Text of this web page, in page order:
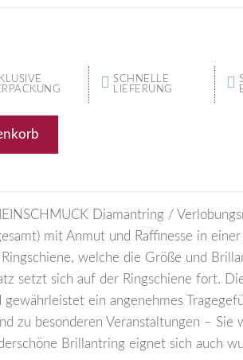
SCHNELLE
LIEFERUNG
Diamantring /
mit Anmut und Raffinesse in
welche die Größe und
setzt sich auf der Ringschiene fort.
ein angenehmes
zu besonderen Veranstaltungen – Sie
Brillantring eignet sich auch